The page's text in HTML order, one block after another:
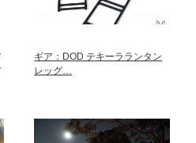
ギア：DOD テキーラランタン
レッグ…